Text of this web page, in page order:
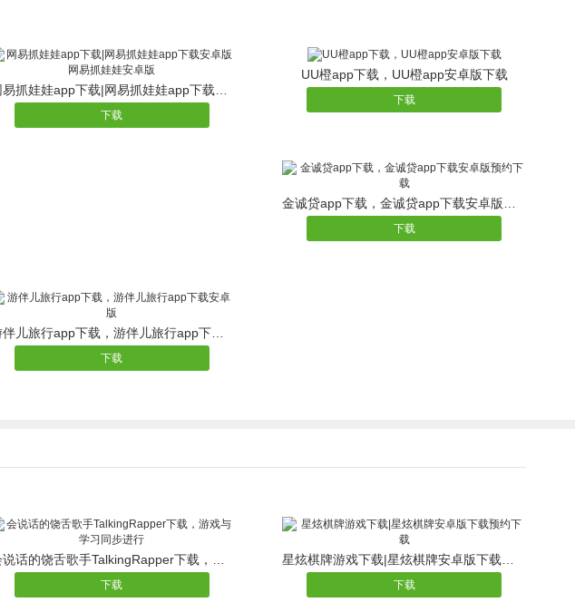
下载
UU橙app下载，UU橙app安卓版下载
下载
金诚贷app下载，金诚贷app下载安卓版预约下载
下载
游伴儿旅行app下载，游伴儿旅行app下载安卓版
下载
下载 下载